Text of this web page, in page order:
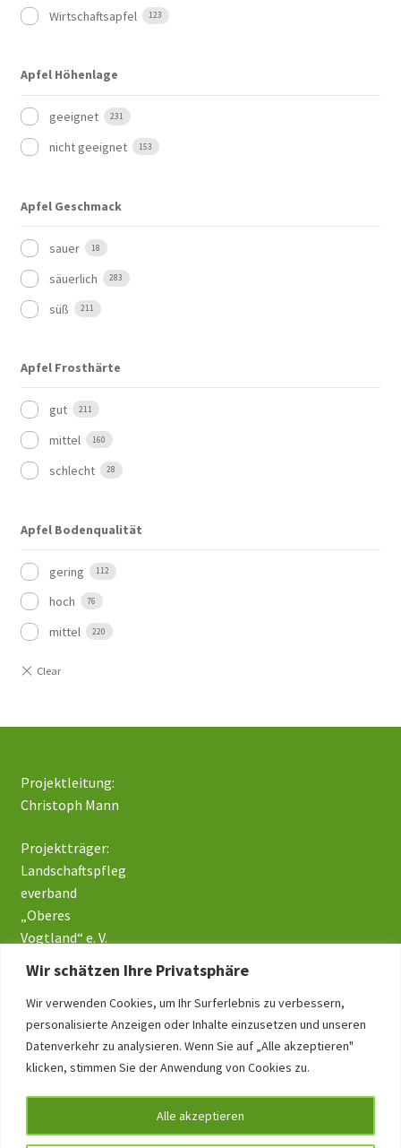
Wir schätzen Ihre Privatsphäre
Wir verwenden Cookies, um Ihr Surferlebnis zu verbessern,
personalisierte Anzeigen oder Inhalte einzusetzen und unseren
Datenverkehr zu analysieren. Wenn Sie auf „Alle akzeptieren"
klicken, stimmen Sie der Anwendung von Cookies zu.
Alle akzeptieren
Wirtschaftsapfel 123
Apfel Höhenlage
geeignet 231
nicht geeignet 153
Apfel Geschmack
sauer 18
säuerlich 283
süß 211
Apfel Frosthärte
gut 211
mittel 160
schlecht 28
Apfel Bodenqualität
gering 112
hoch 76
mittel 220
Projektleitung:
Christoph Mann
Projektträger:
Landschaftspfleg
everband
„Oberes
Vogtland“ e. V.
Impressum
Datenschutz